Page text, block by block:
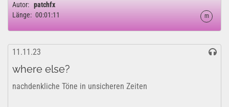
Autor: patchfx
Länge: 00:01:11 m
11.11.23
where else?
nachdenkliche Töne in unsicheren Zeiten